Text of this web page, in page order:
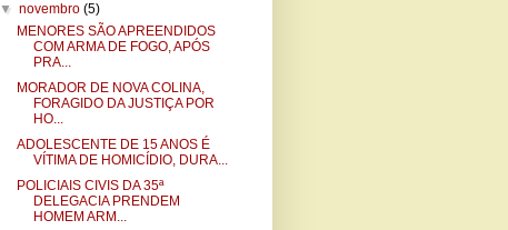
▼novembro(5)
MENORES SÃO APREENDIDOS
COM ARMA DE FOGO, APÓS
PRA...
MORADOR DE NOVA COLINA,
FORAGIDO DA JUSTIÇA POR
HO...
ADOLESCENTE DE 15 ANOS É
VÍTIMA DE HOMICÍDIO, DURA...
POLICIAIS CIVIS DA 35ª
DELEGACIA PRENDEM
HOMEM ARM...